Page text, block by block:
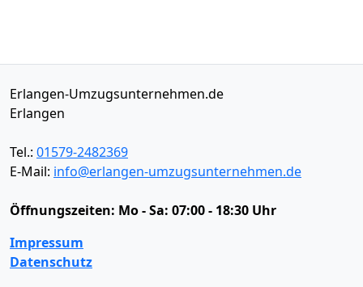
Erlangen-Umzugsunternehmen.de
Erlangen
Tel.: 01579-2482369
E-Mail: info@erlangen-umzugsunternehmen.de
Öffnungszeiten: Mo - Sa: 07:00 - 18:30 Uhr
Impressum
Datenschutz